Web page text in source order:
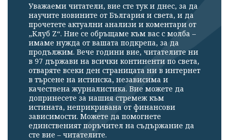
Уважаеми читатели, вие сте тук и днес, за да
научите новините от България и света, и да
прочетете актуални анализи и коментари от
„Клуб Z“. Ние се обръщаме към вас с молба –
имаме нужда от вашата подкрепа, за да
продължим. Вече години вие, читателите ни
в 97 държави на всички континенти по света,
отваряте всеки ден страницата ни в интернет
в търсене на истинска, независима и
качествена журналистика. Вие можете да
допринесете за нашия стремеж към
истината, неприкривана от финансови
зависимости. Можете да помогнете
единственият поръчител на съдържание да
сте вие – читателите.